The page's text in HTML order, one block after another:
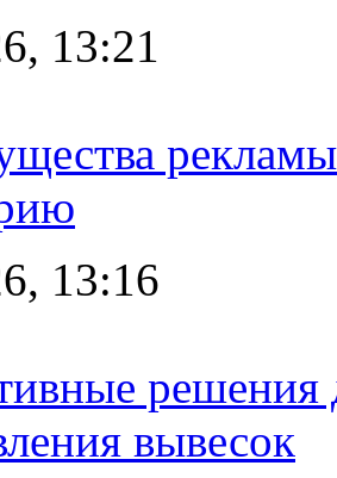
13:21
13:16
решения
вывесок